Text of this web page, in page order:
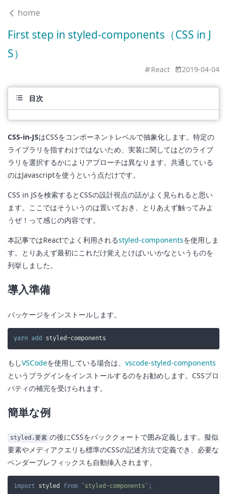
home
First step in styled-components（CSS in J
S）
React 2019-04-04
目次
CSS-in-JSはCSSをコンポーネントレベルで抽象化します。特定の
ライブラリを指すわけではないため、実装に関してはどのライブ
ラリを選択するかによりアプローチは異なります。共通している
のはJavascriptを使うという点だけです。
CSS in JSを検索するとCSSの設計視点の話がよく見られると思い
ます。ここではそういうのは置いておき、とりあえず触ってみよ
うぜ！って感じの内容です。
本記事ではReactでよく利用されるstyled-componentsを使用しま
す。とりあえず最初にこれだけ覚えとけばいいかなというものを
列挙しました。
導入準備
パッケージをインストールします。
yarn add
もしVSCodeを使用している場合は、 vscode-styled-components
というプラグインをインストールするのをお勧めします。CSSプロ
パティの補完を受けられます。
簡単な例
styled.要素 の後にCSSをバッククォートで囲み定義します。擬似
要素やメディアクエリも標準のCSSの記述方法で定義でき、必要な
ベンダープレフィックスも自動挿入されます。
import styled from 'styled-components' ;